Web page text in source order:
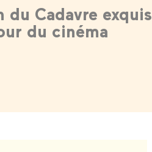
Cadavre exquis
du cinéma